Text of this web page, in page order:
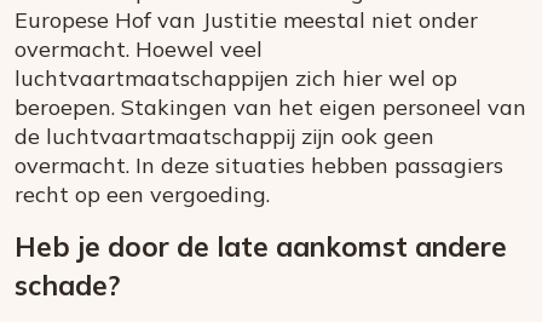
Europese Hof van Justitie meestal niet onder
overmacht. Hoewel veel
luchtvaartmaatschappijen zich hier wel op
beroepen. Stakingen van het eigen personeel van
de luchtvaartmaatschappij zijn ook geen
overmacht. In deze situaties hebben passagiers
recht op een vergoeding.
Heb je door de late aankomst andere
schade?